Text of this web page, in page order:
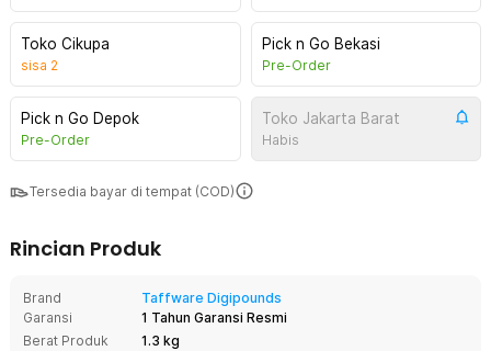
Toko Cikupa
sisa 2
Pick n Go Bekasi
Pre-Order
Pick n Go Depok
Pre-Order
Toko Jakarta Barat
Habis
Tersedia bayar di tempat (COD)
Rincian Produk
Brand
Taffware Digipounds
Garansi
1 Tahun Garansi Resmi
Berat Produk
1.3 kg